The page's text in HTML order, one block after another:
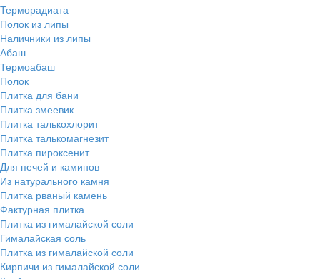
Терморадиата
Полок из липы
Наличники из липы
Абаш
Термоабаш
Полок
Плитка для бани
Плитка змеевик
Плитка талькохлорит
Плитка талькомагнезит
Плитка пироксенит
Для печей и каминов
Из натурального камня
Плитка рваный камень
Фактурная плитка
Плитка из гималайской соли
Гималайская соль
Плитка из гималайской соли
Кирпичи из гималайской соли